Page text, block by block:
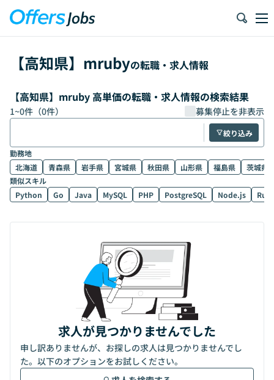
【高知県】 mrubyの転職・求人情報
【高知県】mruby 高単価の転職・求人情報の検索結果
1~0件（0件） 募集停止を非表示
絞り込み
勤務地
北海道
青森県 岩手県 宮城県 秋田県 山形県 福島県
茨城県
類似スキル
Python
Go Java MySQL PHP PostgreSQL Node.js
求人が見つかりませんでした
申し訳ありませんが、お探しの求人は見つかりませんでし
た。以下のオプションをお試しください。